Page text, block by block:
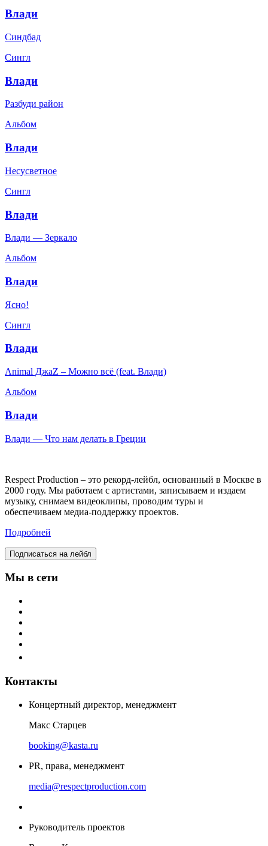
Влади
Синдбад
Сингл
Влади
Разбуди район
Альбом
Влади
Несусветное
Сингл
Влади
Влади — Зеркало
Альбом
Влади
Ясно!
Сингл
Влади
Animal ДжаZ – Можно всё (feat. Влади)
Альбом
Влади
Влади — Что нам делать в Греции
Respect Production – это рекорд-лейбл, основанный в Москве в
2000 году. Мы работаем с артистами, записываем и издаем
музыку, снимаем видеоклипы, проводим туры и
обеспечиваем медиа-поддержку проектов.
Подробней
Подписаться на лейбл
Мы в сети
Контакты
Концертный директор, менеджмент
Макс Старцев
booking@kasta.ru
PR, права, менеджмент
media@respectproduction.com
Руководитель проектов